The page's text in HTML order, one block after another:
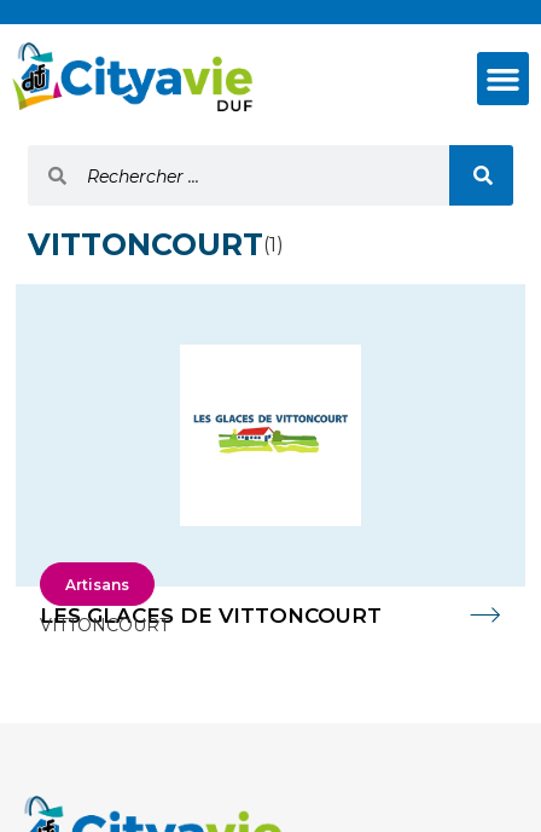
VITTONCOURT(1)
Artisans
LES GLACES DE VITTONCOURT
VITTONCOURT